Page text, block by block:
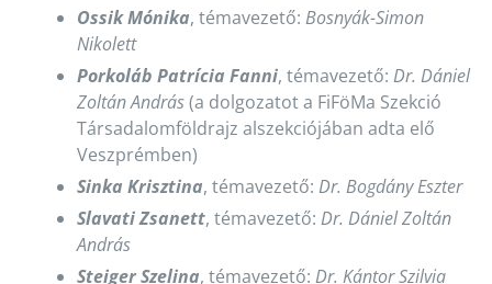
Ossik Mónika, témavezető: Bosnyák-Simon
Nikolett
Porkoláb Patrícia Fanni, témavezető: Dr. Dániel
Zoltán András(a dolgozatot a FiFöMa Szekció
Társadalomföldrajz alszekciójában adta elő
Veszprémben)
Sinka Krisztina, témavezető: Dr. Bogdány Eszter
Slavati Zsanett, témavezető: Dr. Dániel Zoltán
András
Steiger Szelina, témavezető: Dr. Kántor Szilvia